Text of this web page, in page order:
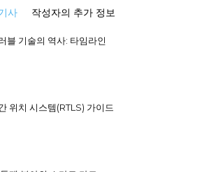
사 작성자의 추가 정보
블 기술의 역사: 타임라인
위치 시스템(RTLS) 가이드